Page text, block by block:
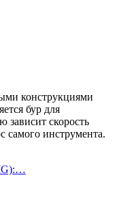
конструкциями
бур для
зависит скорость
самого инструмента.